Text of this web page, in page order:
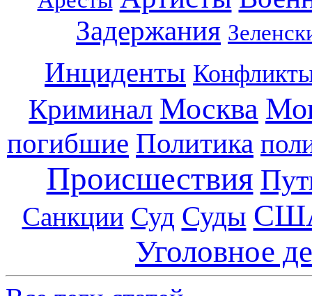
Задержания
Инциденты
Криминал Москва
погибшие Политика
Происшествия
Санкции Суд Суды
Уголовное